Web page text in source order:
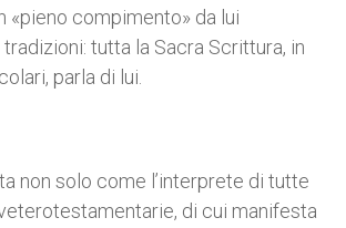
«pieno compimento» da lui
tutta la Sacra Scrittura, in
parla di lui.
non solo come l’interprete di tutte
di cui manifesta